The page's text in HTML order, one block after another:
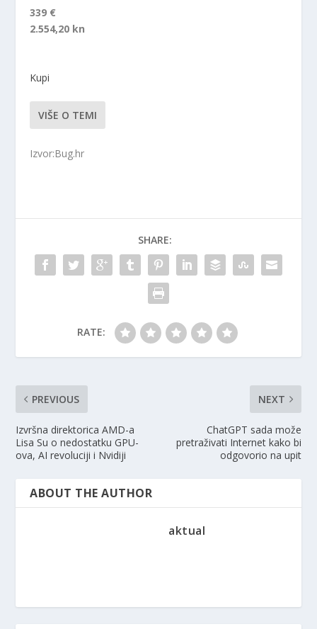
339 €
2.554,20 kn
Kupi
VIŠE O TEMI
Izvor:Bug.hr
SHARE:
RATE:
PREVIOUS
Izvršna direktorica AMD-a
Lisa Su o nedostatku GPU-
ova, AI revoluciji i Nvidiji
NEXT
ChatGPT sada može
pretraživati ​​Internet kako bi
odgovorio na upit
ABOUT THE AUTHOR
aktual